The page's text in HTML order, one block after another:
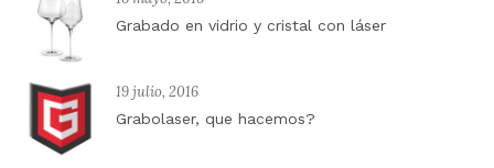
Grabado en vidrio y cristal con láser
19 julio, 2016
Grabolaser, que hacemos?